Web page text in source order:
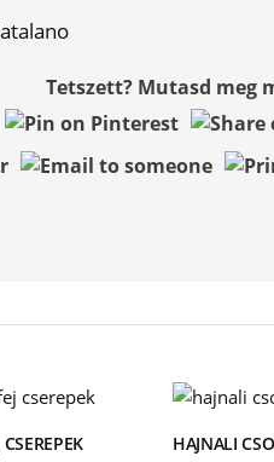
Tetszett? Mutasd meg
CSEREPEK HAJNALI